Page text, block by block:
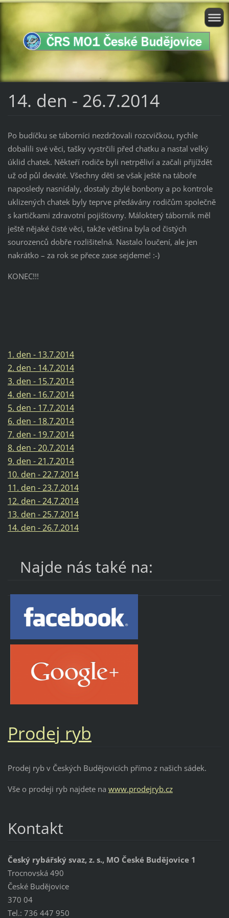
14. den - 26.7.2014
Po budíčku se táborníci nezdržovali rozcvičkou, rychle
dobalili své věci, tašky vystrčili před chatku a nastal velký
úklid chatek. Někteří rodiče byli netrpěliví a začali přijíždět
už od půl deváté. Všechny děti se však ještě na táboře
naposledy nasnídaly, dostaly zbylé bonbony a po kontrole
uklizených chatek byly teprve předávány rodičům společně
s kartičkami zdravotní pojišťovny. Málokterý táborník měl
ještě nějaké čisté věci, takže většina byla od čistých
sourozenců dobře rozlišitelná. Nastalo loučení, ale jen
nakrátko – za rok se přece zase sejdeme! :-)
KONEC!!!
1. den - 13.7.2014
2. den - 14.7.2014
3. den - 15.7.2014
4. den - 16.7.2014
5. den - 17.7.2014
6. den - 18.7.2014
7. den - 19.7.2014
8. den - 20.7.2014
9. den - 21.7.2014
10. den - 22.7.2014
11. den - 23.7.2014
12. den - 24.7.2014
13. den - 25.7.2014
14. den - 26.7.2014
Najde nás také na:
Prodej ryb
Prodej ryb v Českých Budějovicích přímo z našich sádek.
Vše o prodeji ryb najdete na www.prodejryb.cz
Kontakt
Český rybářský svaz, z. s., MO České Budějovice 1
Trocnovská 490
České Budějovice
370 04
Tel.: 736 447 950